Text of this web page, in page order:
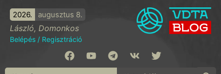
2026. augusztus 8.
László, Domonkos
Belépés / Regisztráció